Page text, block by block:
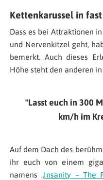
Kettenkarussel in
Dass es bei Attraktionen
und Nervenkitzel geht,
bemerkt. Auch dieses
Höhe steht den anderen
Lasst euch in 300
km/h im
Auf dem Dach des
ihr euch von einem
namens „Insanity – The